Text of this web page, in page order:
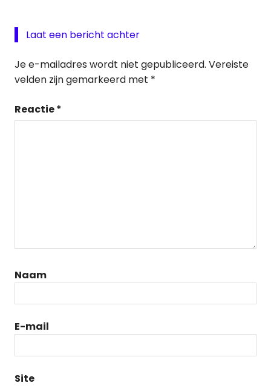
Laat een bericht achter
Je e-mailadres wordt niet gepubliceerd. Vereiste
velden zijn gemarkeerd met *
Reactie*
Naam
E-mail
Site